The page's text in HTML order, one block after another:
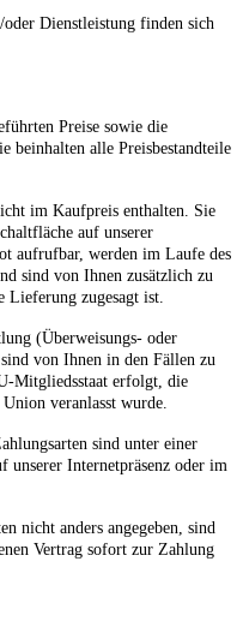
Dienstleistung finden sich
Preise sowie die
beinhalten alle Preisbestandteile
im Kaufpreis enthalten. Sie
auf unserer
aufrufbar, werden im Laufe des
sind von Ihnen zusätzlich zu
Lieferung zugesagt ist.
(Überweisungs- oder
sind von Ihnen in den Fällen zu
Mitgliedsstaat erfolgt, die
veranlasst wurde.
sind unter einer
unserer Internetpräsenz oder im
nicht anders angegeben, sind
Vertrag sofort zur Zahlung